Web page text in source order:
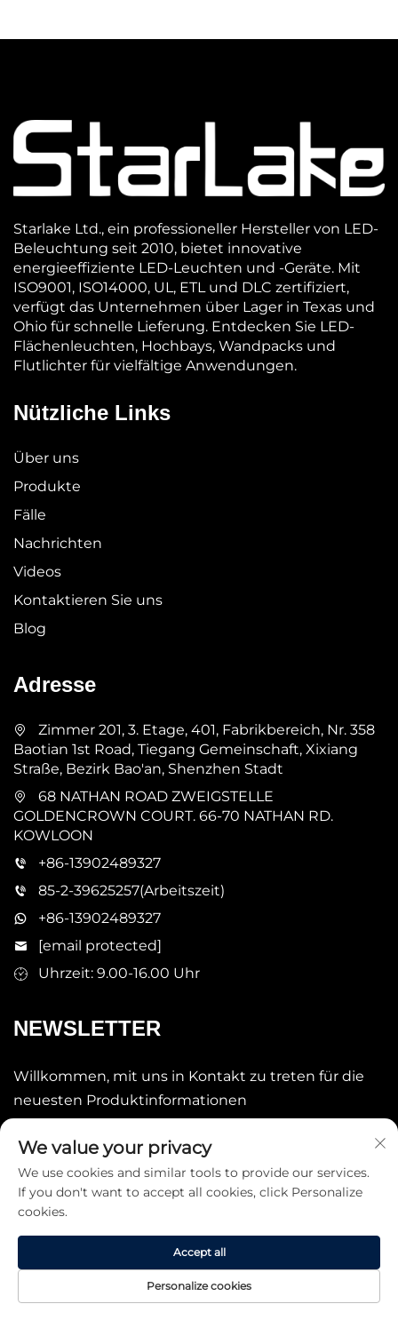
Starlake Ltd., ein professioneller Hersteller von LED-
Beleuchtung seit 2010, bietet innovative
energieeffiziente LED-Leuchten und -Geräte. Mit
ISO9001, ISO14000, UL, ETL und DLC zertifiziert,
verfügt das Unternehmen über Lager in Texas und
Ohio für schnelle Lieferung. Entdecken Sie LED-
Flächenleuchten, Hochbays, Wandpacks und
Flutlichter für vielfältige Anwendungen.
Nützliche Links
Über uns
Produkte
Fälle
Nachrichten
Videos
Kontaktieren Sie uns
Blog
Adresse
Zimmer 201, 3. Etage, 401, Fabrikbereich, Nr. 358
Baotian 1st Road, Tiegang Gemeinschaft, Xixiang
Straße, Bezirk Bao'an, Shenzhen Stadt
68 NATHAN ROAD ZWEIGSTELLE
GOLDENCROWN COURT. 66-70 NATHAN RD.
KOWLOON
+86-13902489327
85-2-39625257(Arbeitszeit)
+86-13902489327
[email protected]
Uhrzeit: 9.00-16.00 Uhr
NEWSLETTER
Willkommen, mit uns in Kontakt zu treten für die
neuesten Produktinformationen
Copyright © 2025 China STARLAKE LTD. Alle Rechte
vorbehalten. - Datenschutzrichtlinie
We value your privacy
We use cookies and similar tools to provide our services.
If you don't want to accept all cookies, click Personalize
cookies.
Personalize cookies
Accept all